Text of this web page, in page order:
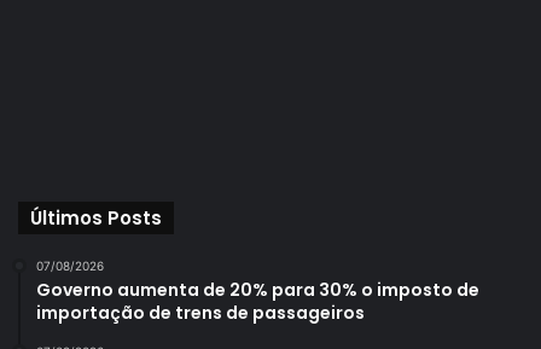
Últimos Posts
07/08/2026
Governo aumenta de 20% para 30% o imposto de
importação de trens de passageiros